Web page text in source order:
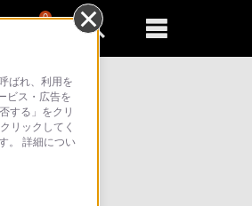
0
ばれ、利用を
ビス・広告を
する」をクリ
リックしてく
。 詳細につい